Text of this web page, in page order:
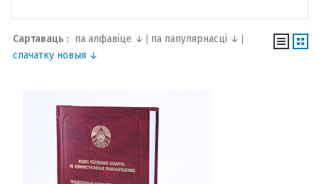
Сартаваць : па алфавіце ↓
па папулярнасці ↓
спачатку новыя ↓